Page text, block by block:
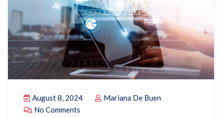
August 8, 2024
Mariana De Buen
No Comments